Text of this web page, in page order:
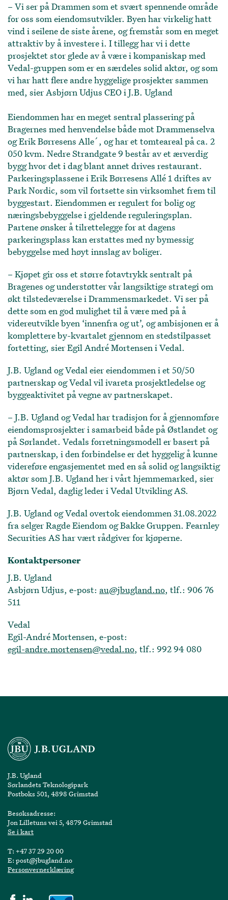
– Vi ser på Drammen som et svært spennende område
for oss som eiendomsutvikler. Byen har virkelig hatt
vind i seilene de siste årene, og fremstår som en meget
attraktiv by å investere i. I tillegg har vi i dette
prosjektet stor glede av å være i kompaniskap med
Vedal-gruppen som er en særdeles solid aktør, og som
vi har hatt flere andre hyggelige prosjekter sammen
med, sier Asbjørn Udjus CEO i J.B. Ugland
Eiendommen har en meget sentral plassering på
Bragernes med henvendelse både mot Drammenselva
og Erik Børresens Alle´, og har et tomteareal på ca. 2
050 kvm. Nedre Strandgate 9 består av et ærverdig
bygg hvor det i dag blant annet drives restaurant.
Parkeringsplassene i Erik Børresens Allé 1 driftes av
Park Nordic, som vil fortsette sin virksomhet frem til
byggestart. Eiendommen er regulert for bolig og
næringsbebyggelse i gjeldende reguleringsplan.
Partene ønsker å tilrettelegge for at dagens
parkeringsplass kan erstattes med ny bymessig
bebyggelse med høyt innslag av boliger.
– Kjøpet gir oss et større fotavtrykk sentralt på
Bragenes og understøtter vår langsiktige strategi om
økt tilstedeværelse i Drammensmarkedet. Vi ser på
dette som en god mulighet til å være med på å
videreutvikle byen ‘innenfra og ut’, og ambisjonen er å
komplettere by-kvartalet gjennom en stedstilpasset
fortetting, sier Egil André Mortensen i Vedal.
J.B. Ugland og Vedal eier eiendommen i et 50/50
partnerskap og Vedal vil ivareta prosjektledelse og
byggeaktivitet på vegne av partnerskapet.
– J.B. Ugland og Vedal har tradisjon for å gjennomføre
eiendomsprosjekter i samarbeid både på Østlandet og
på Sørlandet. Vedals forretningsmodell er basert på
partnerskap, i den forbindelse er det hyggelig å kunne
videreføre engasjementet med en så solid og langsiktig
aktør som J.B. Ugland her i vårt hjemmemarked, sier
Bjørn Vedal, daglig leder i Vedal Utvikling AS.
J.B. Ugland og Vedal overtok eiendommen 31.08.2022
fra selger Ragde Eiendom og Bakke Gruppen. Fearnley
Securities AS har vært rådgiver for kjøperne.
Kontaktpersoner
J.B. Ugland
Asbjørn Udjus, e-post: au@jbugland.no, tlf.: 906 76
511
Vedal
Egil-André Mortensen, e-post:
egil-andre.mortensen@vedal.no, tlf.: 992 94 080
J.B. Ugland
Sørlandets Teknologipark
Postboks 501, 4898 Grimstad
Besøksadresse:
Jon Lilletuns vei 5, 4879 Grimstad
Se i kart
T: +47 37 29 20 00
E: post@jbugland.no
Personvernerklæring